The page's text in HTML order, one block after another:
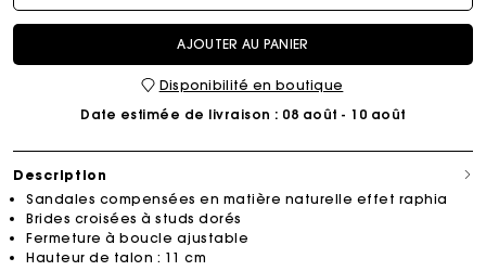
AJOUTER AU PANIER
Disponibilité en boutique
Date estimée de livraison : 08 août - 10 août
Description
Sandales compensées en matière naturelle effet raphia
Brides croisées à studs dorés
Fermeture à boucle ajustable
Hauteur de talon : 11 cm